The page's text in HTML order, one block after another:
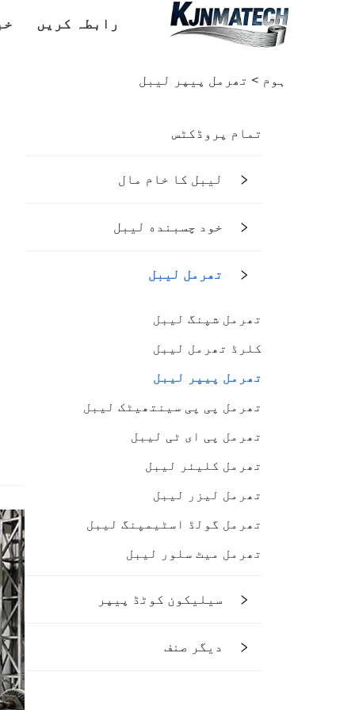
رابطہ کریں
ہوم > تھرمل پیپر لیبل
تمام پروڈکٹس
لیبل کا خام مال
خود چسبنده لیبل
تھرمل لیبل
تھرمل شپنگ لیبل
کلرڈ تھرمل لیبل
تھرمل پیپر لیبل
تھرمل پی پی سینتھیٹک لیبل
تھرمل پی ای ٹی لیبل
تھرمل کلیئر لیبل
تھرمل لیزر لیبل
تھرمل گولڈ اسٹیمپنگ لیبل
تھرمل میٹ سلور لیبل
سیلیکون کوٹڈ پیپر
دیگر صنف